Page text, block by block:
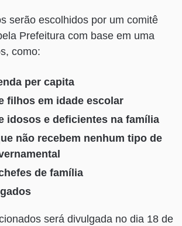
serão escolhidos por um comitê
Prefeitura com base em uma
como:
per capita
filhos em idade escolar
idosos e deficientes na família
não recebem nenhum tipo de
de família
será divulgada no dia 18 de